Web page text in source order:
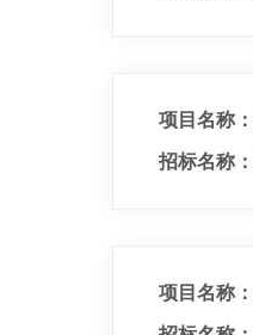
项目名称
招标名称
项目名称